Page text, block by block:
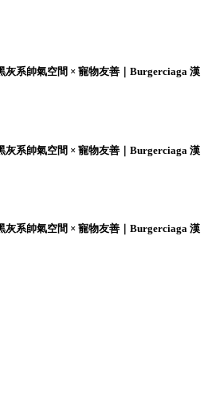
灰系帥氣空間 × 寵物友善｜Burgerciaga 漢
灰系帥氣空間 × 寵物友善｜Burgerciaga 漢
灰系帥氣空間 × 寵物友善｜Burgerciaga 漢